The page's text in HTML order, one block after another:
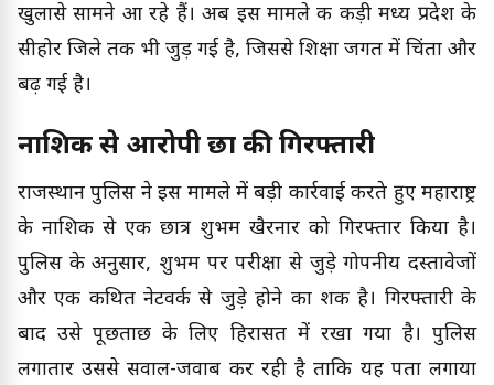
खुलासे सामने आ रहे हैं। अब इस मामले की कड़ी मध्य प्रदेश के
सीहोर जिले तक भी जुड़ गई है, जिससे शिक्षा जगत में चिंता और
बढ़ गई है।
नाशिक से आरोपी छात्र की गिरफ्तारी
राजस्थान पुलिस ने इस मामले में बड़ी कार्रवाई करते हुए महाराष्ट्र
के नाशिक से एक छात्र शुभम खैरनार को गिरफ्तार किया है।
पुलिस के अनुसार, शुभम पर परीक्षा से जुड़े गोपनीय दस्तावेजों
और एक कथित नेटवर्क से जुड़े होने का शक है। गिरफ्तारी के
बाद उसे पूछताछ के लिए हिरासत में रखा गया है। पुलिस
लगातार उससे सवाल-जवाब कर रही है ताकि यह पता लगाया